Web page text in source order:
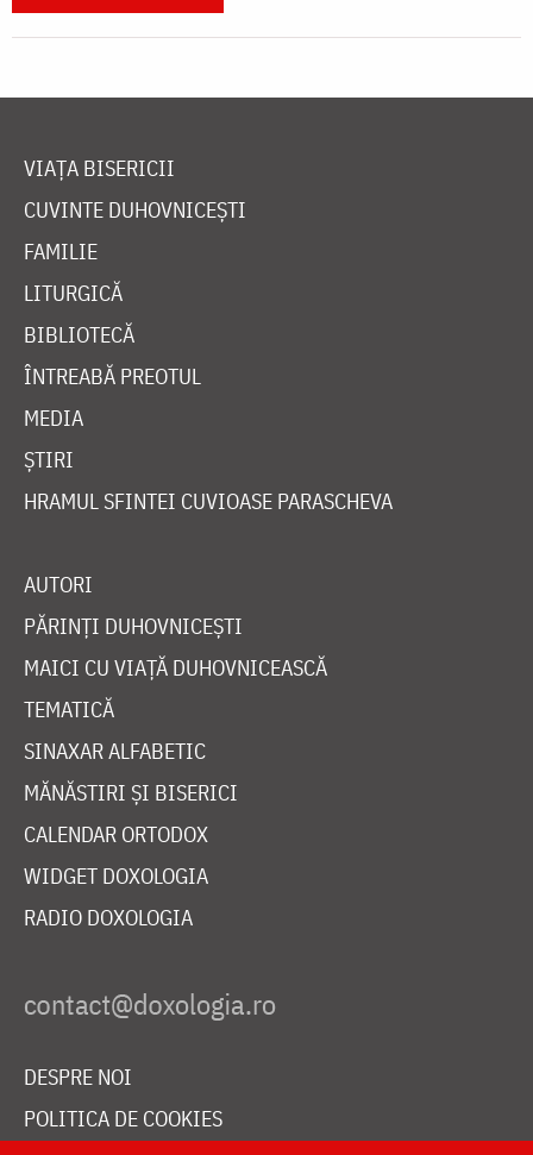
VIAȚA BISERICII
CUVINTE DUHOVNICEȘTI
FAMILIE
LITURGICĂ
BIBLIOTECĂ
ÎNTREABĂ PREOTUL
MEDIA
ȘTIRI
HRAMUL SFINTEI CUVIOASE PARASCHEVA
AUTORI
PĂRINȚI DUHOVNICEȘTI
MAICI CU VIAȚĂ DUHOVNICEASCĂ
TEMATICĂ
SINAXAR ALFABETIC
MĂNĂSTIRI ȘI BISERICI
CALENDAR ORTODOX
WIDGET DOXOLOGIA
RADIO DOXOLOGIA
DESPRE NOI
POLITICA DE COOKIES